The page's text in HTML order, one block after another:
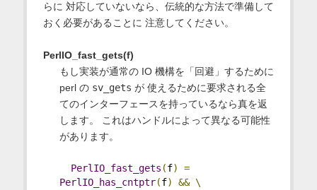
らに 対応していないなら、伝統的な方法で準備して
おく必要があることに 注意してください。
PerlIO_fast_gets(f)
もし実装が通常の IO 機構を「回避」するために
perl の sv_gets が 使えるために要求される全
てのインターフェースを持っているなら真を返
します。 これはハンドルによって異なる可能性
があります。
PerlIO_fast_gets (f)
=
PerlIO_has_cntptr(f) && \